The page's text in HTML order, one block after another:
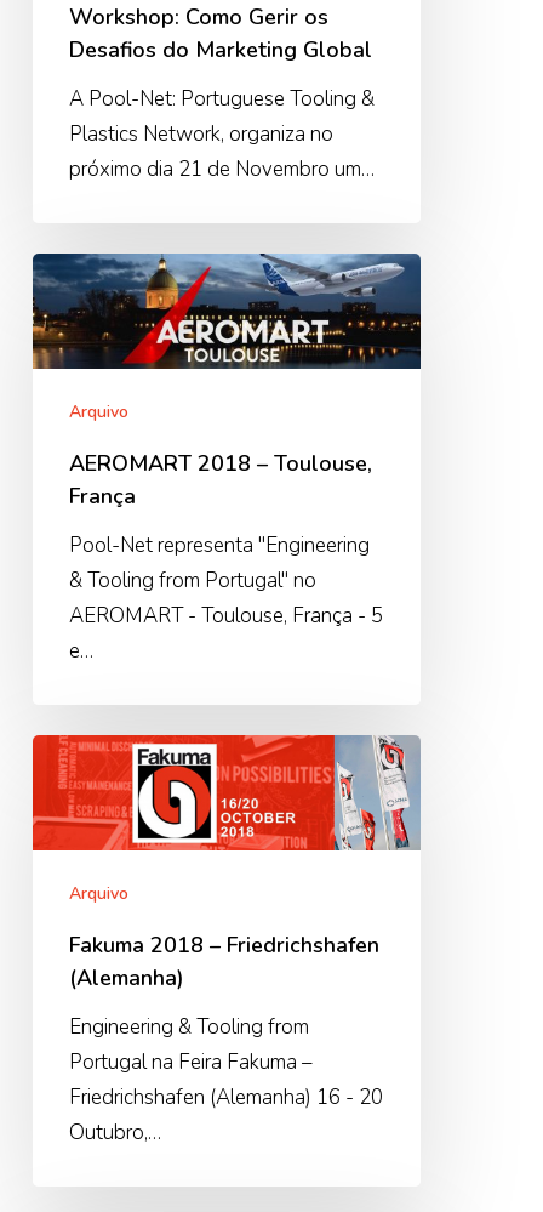
Marketing
Workshop: Como Gerir os
Desafios do Marketing Global
A Pool-Net: Portuguese Tooling &
Plastics Network, organiza no
próximo dia 21 de Novembro um…
AEROMART
2018
–
Toulouse,
FrançaArquivo
AEROMART 2018 – Toulouse,
França
Pool-Net representa "Engineering
& Tooling from Portugal" no
AEROMART - Toulouse, França - 5
e…
Fakuma
2018
–
Friedrichshafen
(Alemanha)
Arquivo
Fakuma 2018 – Friedrichshafen
(Alemanha)
Engineering & Tooling from
Portugal na Feira Fakuma –
Friedrichshafen (Alemanha) 16 - 20
Outubro,…